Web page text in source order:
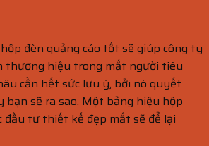
đèn quảng cáo tốt sẽ giúp công ty
thương hiệu trong mắt người tiêu
cần hết sức lưu ý, bởi nó quyết
bạn sẽ ra sao. Một bảng hiệu hộp
đầu tư thiết kế đẹp mắt sẽ để lại